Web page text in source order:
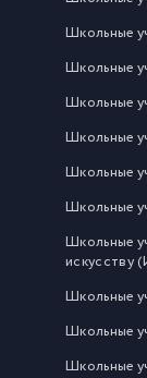
Школьные
Школьные
Школьные
Школьные
Школьные
Школьные
Школьные учебники по изобразительному
искусству
Школьные
Школьные
Школьные